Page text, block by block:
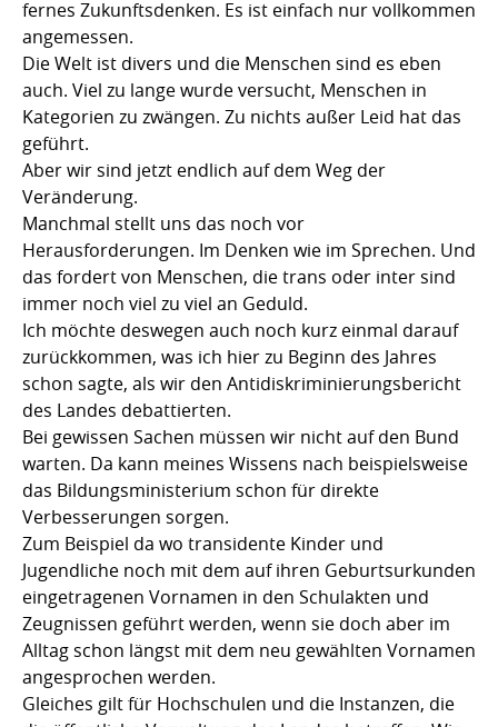
fernes Zukunftsdenken. Es ist einfach nur vollkommen
angemessen.
Die Welt ist divers und die Menschen sind es eben
auch. Viel zu lange wurde versucht, Menschen in
Kategorien zu zwängen. Zu nichts außer Leid hat das
geführt.
Aber wir sind jetzt endlich auf dem Weg der
Veränderung.
Manchmal stellt uns das noch vor
Herausforderungen. Im Denken wie im Sprechen. Und
das fordert von Menschen, die trans oder inter sind
immer noch viel zu viel an Geduld.
Ich möchte deswegen auch noch kurz einmal darauf
zurückkommen, was ich hier zu Beginn des Jahres
schon sagte, als wir den Antidiskriminierungsbericht
des Landes debattierten.
Bei gewissen Sachen müssen wir nicht auf den Bund
warten. Da kann meines Wissens nach beispielsweise
das Bildungsministerium schon für direkte
Verbesserungen sorgen.
Zum Beispiel da wo transidente Kinder und
Jugendliche noch mit dem auf ihren Geburtsurkunden
eingetragenen Vornamen in den Schulakten und
Zeugnissen geführt werden, wenn sie doch aber im
Alltag schon längst mit dem neu gewählten Vornamen
angesprochen werden.
Gleiches gilt für Hochschulen und die Instanzen, die